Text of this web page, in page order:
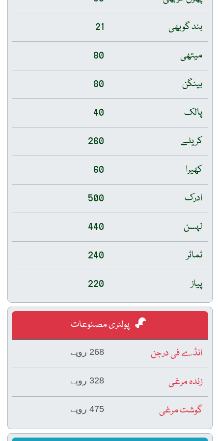
بند گوبھی
21
میتھی
80
بینگن
80
پالک
40
کریلے
260
کھیرا
60
ادرک
500
لہسن
440
ٹماٹر
240
پیاز
220
پولٹری مصنوعات
انڈے فی درجن
268 روپے
زندہ مرغی 328 روپے
گوشت مرغی 475 روپے